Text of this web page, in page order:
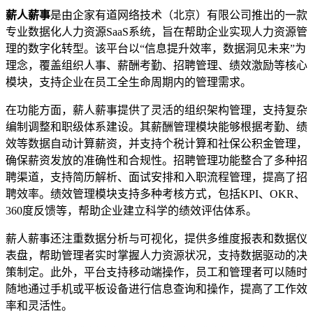
薪人薪事是由企家有道网络技术（北京）有限公司推出的一款
专业数据化人力资源SaaS系统，旨在帮助企业实现人力资源管
理的数字化转型。该平台以“信息提升效率，数据洞见未来”为
理念，覆盖组织人事、薪酬考勤、招聘管理、绩效激励等核心
模块，支持企业在员工全生命周期内的管理需求。
在功能方面，薪人薪事提供了灵活的组织架构管理，支持复杂
编制调整和职级体系建设。其薪酬管理模块能够根据考勤、绩
效等数据自动计算薪资，并支持个税计算和社保公积金管理，
确保薪资发放的准确性和合规性。招聘管理功能整合了多种招
聘渠道，支持简历解析、面试安排和入职流程管理，提高了招
聘效率。绩效管理模块支持多种考核方式，包括KPI、OKR、
360度反馈等，帮助企业建立科学的绩效评估体系。
薪人薪事还注重数据分析与可视化，提供多维度报表和数据仪
表盘，帮助管理者实时掌握人力资源状况，支持数据驱动的决
策制定。此外，平台支持移动端操作，员工和管理者可以随时
随地通过手机或平板设备进行信息查询和操作，提高了工作效
率和灵活性。